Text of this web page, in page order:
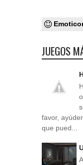
JUEGOS
favor,
que pued...